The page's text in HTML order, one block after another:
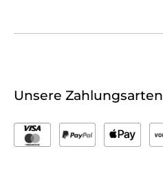
Unsere Zahlungsarten